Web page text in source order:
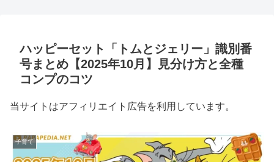
ハッピーセット「トムとジェリー」識別番
号まとめ【2025年10月】見分け方と全種
コンプのコツ
当サイトはアフィリエイト広告を利用しています。
子育て